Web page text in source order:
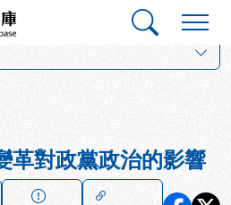
庫
革對政黨政治的影響